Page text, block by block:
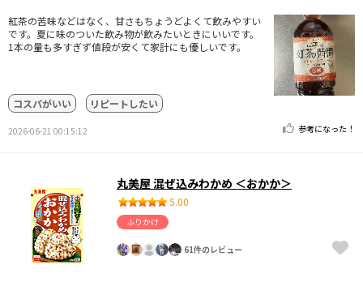
紅茶の苦味などはなく、甘さもちょうどよくて飲みやすい
です。夏に味のついた飲み物が飲みたいときにいいです。
1本の量も多すぎず値段が安くて家計にも優しいです。
コスパがいい リピートしたい
2026-06-21 00:15:12 参考になった！
丸美屋 混ぜ込みわかめ ＜おかか＞
5.00
ふりかけ
61件のレビュー